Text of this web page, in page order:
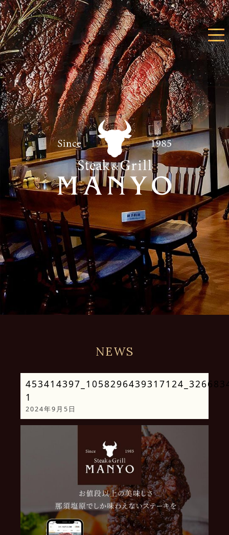
NEWS
1
2024年9月5日